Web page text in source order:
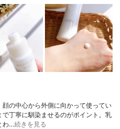
の中心から外側に向かって使ってい
丁寧に馴染ませるのがポイント。乳
わ…続きを見る